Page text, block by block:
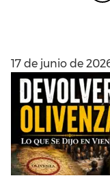
17 de junio de